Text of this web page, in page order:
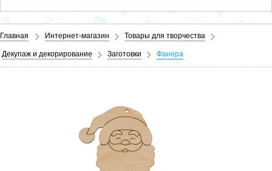
Главная Интернет-магазин Товары для творчества
Декупаж и декорирование Заготовки Фанера